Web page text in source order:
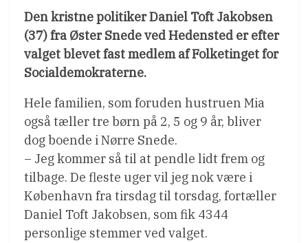
Den kristne politiker Daniel Toft Jakobsen
(37) fra Øster Snede ved Hedensted er efter
valget blevet fast medlem af Folketinget for
Socialdemokraterne.
Hele familien, som foruden hustruen Mia
også tæller tre børn på 2, 5 og 9 år, bliver
dog boende i Nørre Snede.
– Jeg kommer så til at pendle lidt frem og
tilbage. De fleste uger vil jeg nok være i
København fra tirsdag til torsdag, fortæller
Daniel Toft Jakobsen, som fik 4344
personlige stemmer ved valget.